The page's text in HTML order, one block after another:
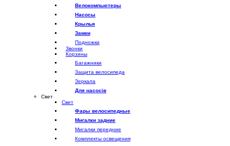
Велокомпьютеры
Насосы
Крылья
Замки
Подножки
Звонки
Корзины
Багажники
Защита велосипеда
Зеркала
Для насосів
Свет
Свет
Фары велосипедные
Мигалки задние
Мигалки передние
Комплекты освещения